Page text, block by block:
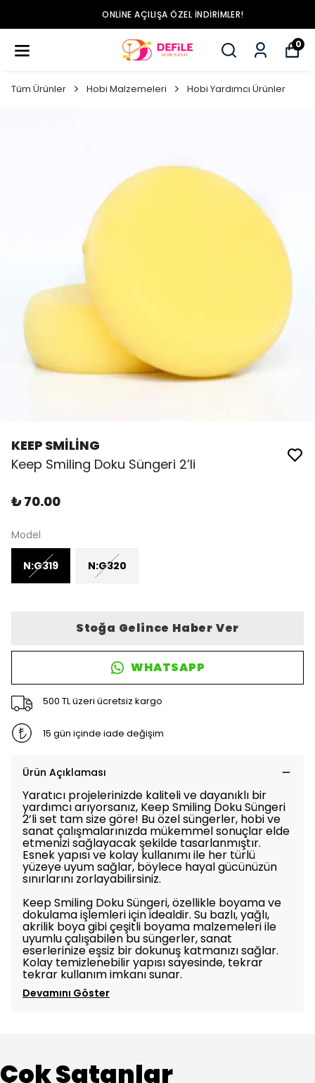
ONLINE AÇILIŞA ÖZEL İNDIRIMLER!
0
Tüm Ürünler Hobi Malzemeleri Hobi Yardımcı Ürünler
KEEP SMİLİNG
Keep Smiling Doku Süngeri 2’li
₺ 70.00
Model
N:G319 N:G320
Stoğa Gelince Haber Ver
WHATSAPP
500 TL üzeri ücretsiz kargo
15 gün içinde iade değişim
Ürün Açıklaması
Yaratıcı projelerinizde kaliteli ve dayanıklı bir
yardımcı arıyorsanız, Keep Smiling Doku Süngeri
2’li set tam size göre! Bu özel süngerler, hobi ve
sanat çalışmalarınızda mükemmel sonuçlar elde
etmenizi sağlayacak şekilde tasarlanmıştır.
Esnek yapısı ve kolay kullanımı ile her türlü
yüzeye uyum sağlar, böylece hayal gücünüzün
sınırlarını zorlayabilirsiniz.
Keep Smiling Doku Süngeri, özellikle boyama ve
dokulama işlemleri için idealdir. Su bazlı, yağlı,
akrilik boya gibi çeşitli boyama malzemeleri ile
uyumlu çalışabilen bu süngerler, sanat
eserlerinize eşsiz bir dokunuş katmanızı sağlar.
Kolay temizlenebilir yapısı sayesinde, tekrar
tekrar kullanım imkanı sunar.
Devamını Göster
Çok Satanlar